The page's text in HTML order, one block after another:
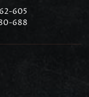
605
688